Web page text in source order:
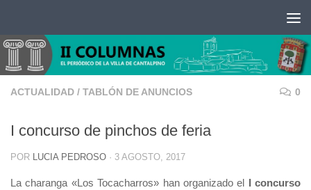
ACTUALIDAD / TABLÓN DE ANUNCIOS 0
I concurso de pinchos de feria
POR LUCIA PEDROSO · 3 AGOSTO, 2017
La charanga «Los Tocacharros» han organizado el I concurso